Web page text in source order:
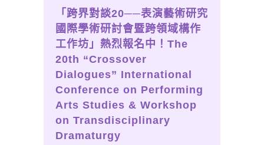
「跨界對談20──表演藝術研究
國際學術研討會暨跨領域構作
工作坊」熱烈報名中！The
20th “Crossover
Dialogues” International
Conference on Performing
Arts Studies & Workshop
on Transdisciplinary
Dramaturgy